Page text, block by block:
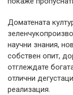
Доматената
научни знания,
собствен опит,
отглеждате
отлични
реализация.